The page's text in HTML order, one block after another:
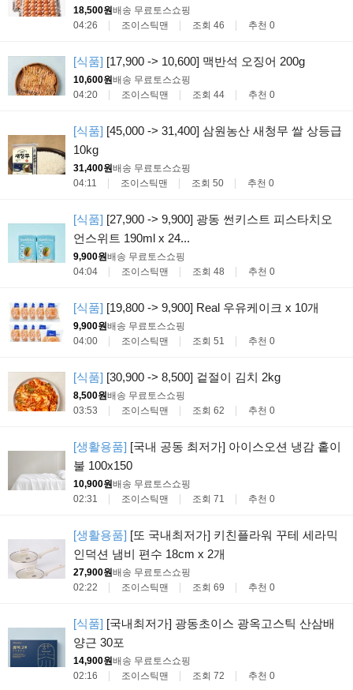
18,500원배송 무료 토스쇼핑
04:26
조이스틱맨 조회 46 추천 0
[식품] [17,900 -> 10,600] 맥반석 오징어 200g
10,600원배송 무료 토스쇼핑
04:20
조이스틱맨 조회 44 추천 0
[식품] [45,000 -> 31,400] 삼원농산 새청무 쌀 상등급
10kg
31,400원배송 무료 토스쇼핑
04:11
조이스틱맨 조회 50 추천 0
[식품] [27,900 -> 9,900] 광동 썬키스트 피스타치오
언스위트 190ml x 24...
9,900원배송 무료 토스쇼핑
04:04
조이스틱맨 조회 48 추천 0
[식품] [19,800 -> 9,900] Real 우유케이크 x 10개
9,900원배송 무료 토스쇼핑
04:00
조이스틱맨 조회 51 추천 0
[식품] [30,900 -> 8,500] 겉절이 김치 2kg
8,500원배송 무료 토스쇼핑
03:53
조이스틱맨 조회 62 추천 0
[생활용품] [국내 공동 최저가] 아이스오션 냉감 홑이
불 100x150
10,900원배송 무료 토스쇼핑
02:31
조이스틱맨 조회 71 추천 0
[생활용품] [또 국내최저가] 키친플라워 꾸테 세라믹
인덕션 냄비 편수 18cm x 2개
27,900원배송 무료 토스쇼핑
02:22
조이스틱맨 조회 69 추천 0
[식품] [국내최저가] 광동초이스 광옥고스틱 산삼배
양근 30포
14,900원배송 무료 토스쇼핑
02:16
조이스틱맨 조회 72 추천 0